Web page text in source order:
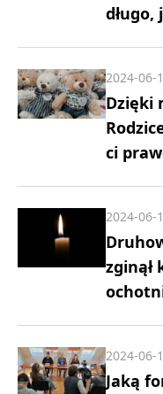
długo,
Dzięki
ci
2024-06-
zginął
2024-06-
Jaką
2024-06-